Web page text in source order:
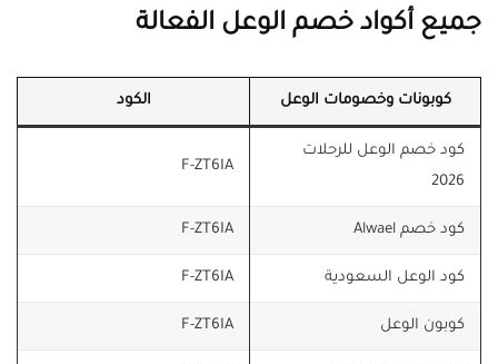
جميع أكواد خصم الوعل الفعالة
كوبونات وخصومات الوعل الكود
كود خصم الوعل للرحلات
2026
F-ZT6IA
كود خصم Alwael F-ZT6IA
كود الوعل السعودية F-ZT6IA
كوبون الوعل F-ZT6IA